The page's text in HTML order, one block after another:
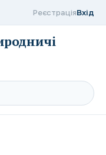
РеєстраціяВхід